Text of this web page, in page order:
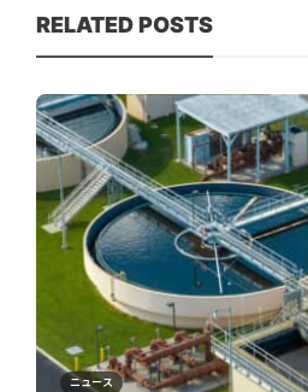
RELATED POSTS
ニュース